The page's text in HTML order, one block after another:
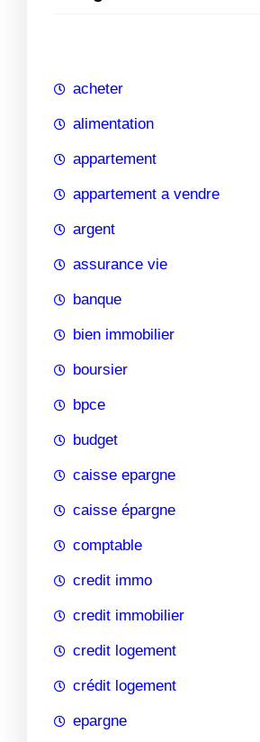
h
acheter
alimentation
appartement
appartement a vendre
argent
assurance vie
banque
bien immobilier
boursier
bpce
budget
caisse epargne
caisse épargne
comptable
credit immo
credit immobilier
credit logement
crédit logement
epargne